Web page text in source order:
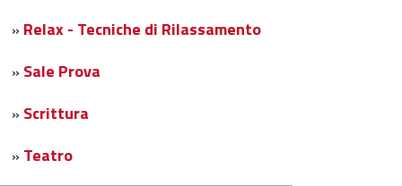
» Relax - Tecniche di Rilassamento
» Sale Prova
» Scrittura
» Teatro